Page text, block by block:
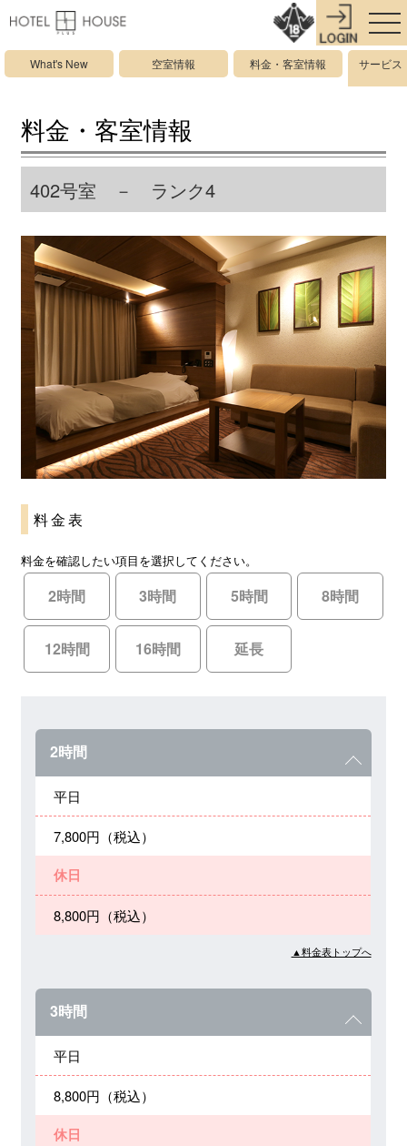
What's New 空室情報 料金・客室情報
サービス
報
料金・客室情報
402号室 － ランク4
料金表
料金を確認したい項目を選択してください。
2時間 3時間 5時間 8時間
12時間 16時間 延長
2時間
平日
7,800円（税込）
休日
8,800円（税込）
▲料金表トップへ
3時間
平日
8,800円（税込）
休日